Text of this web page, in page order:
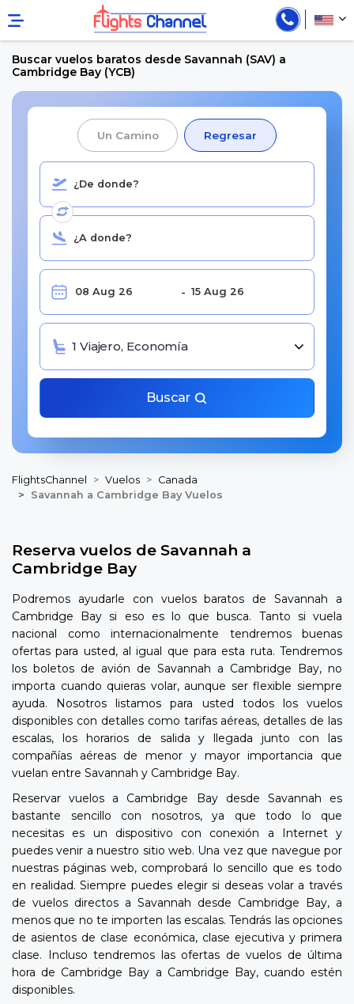
Buscar vuelos baratos desde Savannah (SAV) a
Cambridge Bay (YCB)
Un Camino Regresar
1 Viajero, Economía
Buscar
FlightsChannel Vuelos
Canada
Savannah a Cambridge Bay Vuelos
Reserva vuelos de Savannah a
Cambridge Bay
Podremos ayudarle con vuelos baratos de Savannah a
Cambridge Bay si eso es lo que busca. Tanto si vuela
nacional como internacionalmente tendremos buenas
ofertas para usted, al igual que para esta ruta. Tendremos
los boletos de avión de Savannah a Cambridge Bay, no
importa cuando quieras volar, aunque ser flexible siempre
ayuda. Nosotros listamos para usted todos los vuelos
disponibles con detalles como tarifas aéreas, detalles de las
escalas, los horarios de salida y llegada junto con las
compañías aéreas de menor y mayor importancia que
vuelan entre Savannah y Cambridge Bay.
Reservar vuelos a Cambridge Bay desde Savannah es
bastante sencillo con nosotros, ya que todo lo que
necesitas es un dispositivo con conexión a Internet y
puedes venir a nuestro sitio web. Una vez que navegue por
nuestras páginas web, comprobará lo sencillo que es todo
en realidad. Siempre puedes elegir si deseas volar a través
de vuelos directos a Savannah desde Cambridge Bay, a
menos que no te importen las escalas. Tendrás las opciones
de asientos de clase económica, clase ejecutiva y primera
clase. Incluso tendremos las ofertas de vuelos de última
hora de Cambridge Bay a Cambridge Bay, cuando estén
disponibles.